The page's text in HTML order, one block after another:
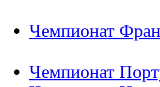
Чемпионат
Чемпионат